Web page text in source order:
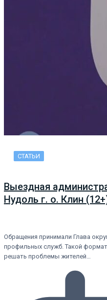
СТАТЬИ
Выездная
Нудоль г. о. Клин
Обращения принимали Глава
профильных служб. Такой
решать проблемы жителей…